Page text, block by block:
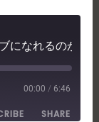
なれるのか」
00:00 / 6:46
SHARE